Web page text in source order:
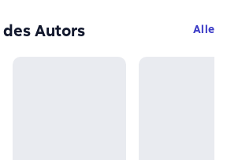
Autors Alle